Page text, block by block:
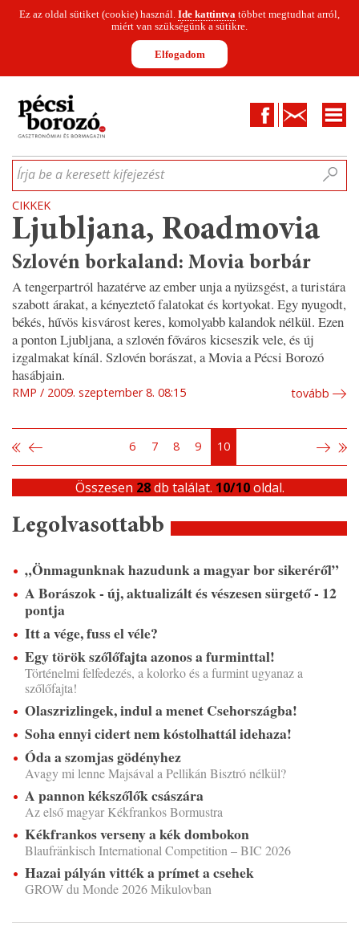
Ez az oldal sütiket (cookie) használ. Ide kattintva többet megtudhat arról,
miért van szükségünk a sütikre.
Elfogadom
FacebookKapcsolat
CIKKEKHÍREKINFOGRAFIKÁKMUNKATÁRSAKWINESOFA
Írja be a keresett kifejezést
CIKKEK
Ljubljana, Roadmovia
Szlovén borkaland: Movia borbár
A tengerpartról hazatérve az ember unja a nyüzsgést, a turistára
szabott árakat, a kényeztető falatokat és kortyokat. Egy nyugodt,
békés, hűvös kisvárost keres, komolyabb kalandok nélkül. Ezen
a ponton Ljubljana, a szlovén főváros kicseszik vele, és új
izgalmakat kínál. Szlovén borászat, a Movia a Pécsi Borozó
hasábjain.
RMP 2009. szeptember 8. 08:15 tovább
6 7 8 9 10
Összesen 28db találat. 10/10oldal.
Legolvasottabb
„Önmagunknak hazudunk a magyar bor sikeréről”
A Borászok - új, aktualizált és vészesen sürgető - 12
pontja
Itt a vége, fuss el véle?
Egy török szőlőfajta azonos a furminttal!
Történelmi felfedezés, a kolorko és a furmint ugyanaz a
szőlőfajta!
Olaszrizlingek, indul a menet Csehországba!
Soha ennyi cidert nem kóstolhattál idehaza!
Óda a szomjas gödényhez
Avagy mi lenne Majsával a Pellikán Bisztró nélkül?
A pannon kékszőlők császára
Az első magyar Kékfrankos Bormustra
Kékfrankos verseny a kék dombokon
Blaufränkisch International Competition – BIC 2026
Hazai pályán vitték a prímet a csehek
GROW du Monde 2026 Mikulovban